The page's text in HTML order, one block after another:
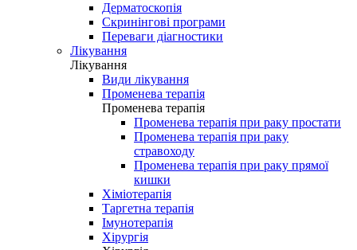
Дерматоскопія
Скринінгові програми
Переваги діагностики
Лікування
Лікування
Види лікування
Променева терапія
Променева терапія
Променева терапія при раку простати
Променева терапія при раку
стравоходу
Променева терапія при раку прямої
кишки
Хіміотерапія
Таргетна терапія
Імунотерапія
Хірургія